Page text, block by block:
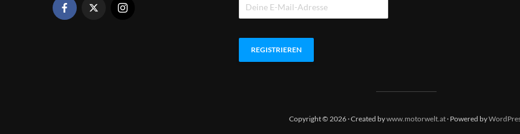
Copyright © 2026 · Created bywww.motorwelt.at· Powered by